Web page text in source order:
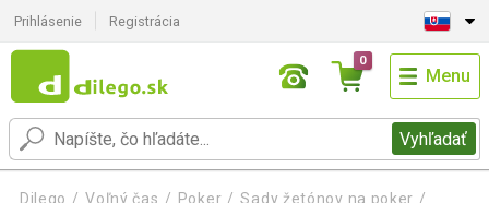
Prihlásenie Registrácia
Vyhľadať
0
Menu
Dilego Voľný čas Poker
Sady žetónov na poker